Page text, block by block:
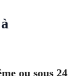
ou sous 24